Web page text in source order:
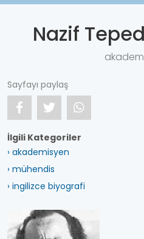
Nazif
Sayfayı paylaş
İlgili Kategoriler
› akademisyen
› mühendis
› ingilizce biyografi